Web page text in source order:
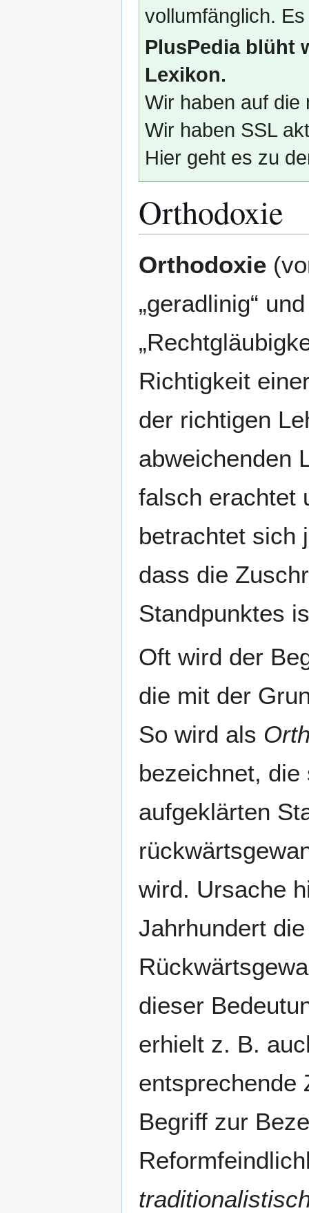
vollumfänglich.
PlusPedia blüht
Lexikon.
Wir haben auf die
Wir haben SSL
Hier geht es zu
Orthodoxie
Navigation
Suche
Orthodoxie
„geradlinig“
Richtigkeit
der richtigen
abweichenden
falsch erachtet
betrachtet sich
dass die
Standpunktes
Oft wird der
die mit der
So wird als
bezeichnet,
aufgeklärten
wird. Ursache
Jahrhundert
dieser
erhielt z. B.
entsprechende
Begriff zur